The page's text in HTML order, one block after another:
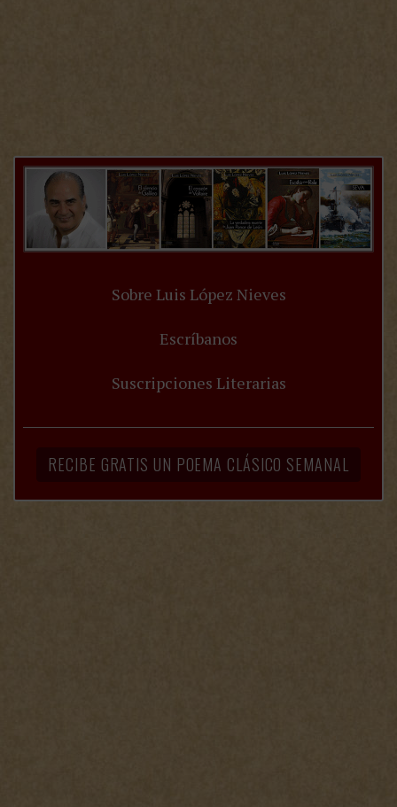
Sobre Luis López Nieves
Escríbanos
Suscripciones Literarias
RECIBE GRATIS UN POEMA CLÁSICO SEMANAL